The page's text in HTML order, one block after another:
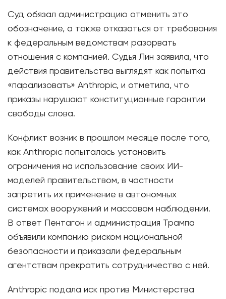
Суд обязал администрацию отменить это
обозначение, а также отказаться от требования
к федеральным ведомствам разорвать
отношения с компанией. Судья Лин заявила, что
действия правительства выглядят как попытка
«парализовать» Anthropic, и отметила, что
приказы нарушают конституционные гарантии
свободы слова.
Конфликт возник в прошлом месяце после того,
как Anthropic попыталась установить
ограничения на использование своих ИИ-
моделей правительством, в частности
запретить их применение в автономных
системах вооружений и массовом наблюдении.
В ответ Пентагон и администрация Трампа
объявили компанию риском национальной
безопасности и приказали федеральным
агентствам прекратить сотрудничество с ней.
Anthropic подала иск против Министерства